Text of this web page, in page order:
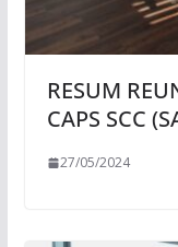
RESUM
CAPS SCC
27/05/2024